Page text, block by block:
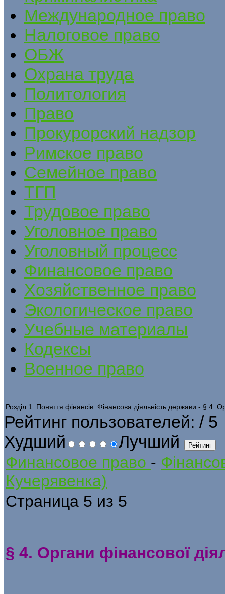
Международное право
Налоговое право
ОБЖ
Охрана труда
Политология
Право
Прокурорский надзор
Римское право
Семейное право
ТГП
Трудовое право
Уголовное право
Уголовный процесс
Финансовое право
Хозяйственное право
Экологическое право
Учебные материалы
Кодексы
Военное право
Розділ 1. Поняття фінансів. Фінансова діяльність держави - § 4.
Рейтинг пользователей: / 5
Худший
Лучший
Финансовое право -
Кучерявенка)
Страница 5 из 5
§ 4. Органи фінансової